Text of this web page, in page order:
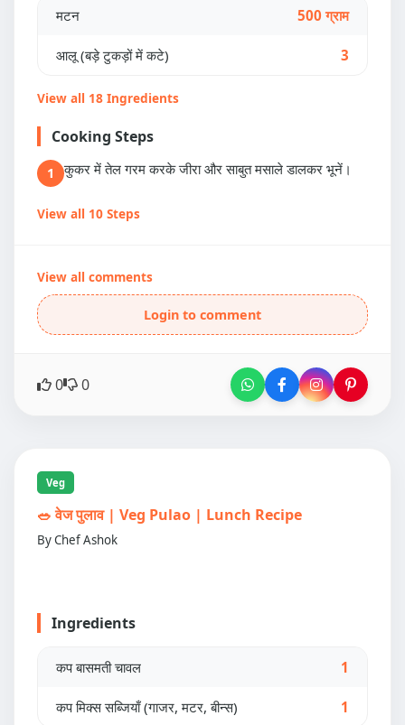
मटन 500 ग्राम
आलू (बड़े टुकड़ों में कटे) 3
View all 18 Ingredients
Cooking Steps
1 कुकर में तेल गरम करके जीरा और साबुत मसाले डालकर भूनें।
View all 10 Steps
View all comments
Login to comment
0 0
Veg
🥗 वेज पुलाव | Veg Pulao | Lunch Recipe
By Chef Ashok
Ingredients
कप बासमती चावल 1
कप मिक्स सब्जियाँ (गाजर, मटर, बीन्स) 1